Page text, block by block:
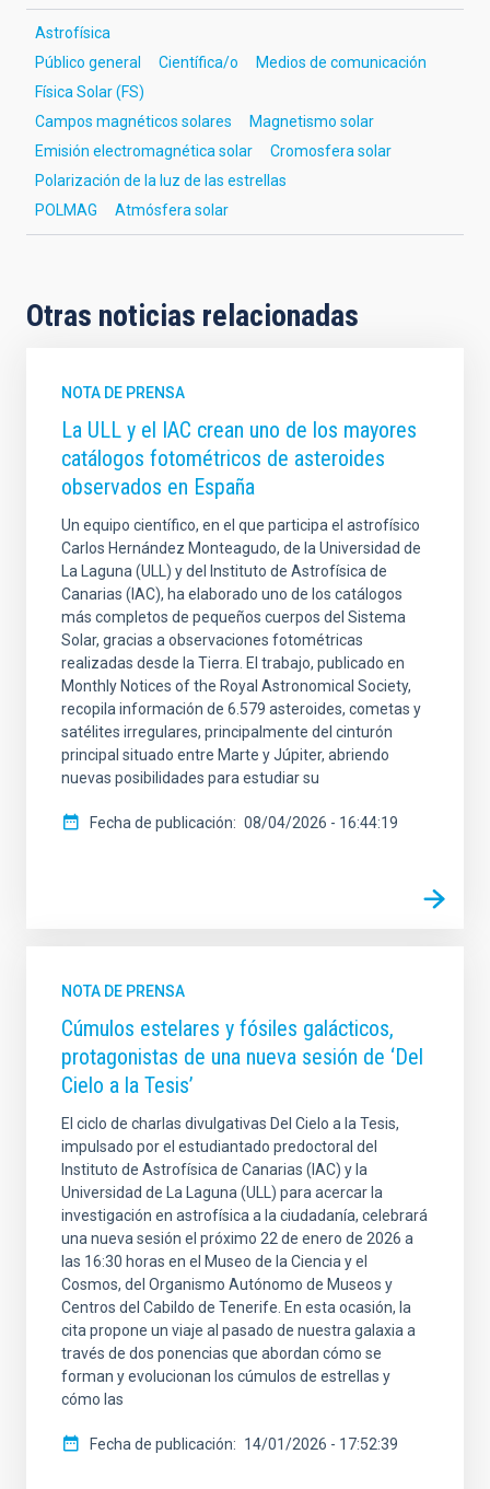
Astrofísica
Público general
Científica/o
Medios de comunicación
Física Solar (FS)
Campos magnéticos solares
Magnetismo solar
Emisión electromagnética solar
Cromosfera solar
Polarización de la luz de las estrellas
POLMAG
Atmósfera solar
Otras noticias relacionadas
NOTA DE PRENSA
La ULL y el IAC crean uno de los mayores
catálogos fotométricos de asteroides
observados en España
Un equipo científico, en el que participa el astrofísico
Carlos Hernández Monteagudo, de la Universidad de
La Laguna (ULL) y del Instituto de Astrofísica de
Canarias (IAC), ha elaborado uno de los catálogos
más completos de pequeños cuerpos del Sistema
Solar, gracias a observaciones fotométricas
realizadas desde la Tierra. El trabajo, publicado en
Monthly Notices of the Royal Astronomical Society,
recopila información de 6.579 asteroides, cometas y
satélites irregulares, principalmente del cinturón
principal situado entre Marte y Júpiter, abriendo
nuevas posibilidades para estudiar su
Fecha de publicación 08/04/2026 - 16:44:19
NOTA DE PRENSA
Cúmulos estelares y fósiles galácticos,
protagonistas de una nueva sesión de ‘Del
Cielo a la Tesis’
El ciclo de charlas divulgativas Del Cielo a la Tesis,
impulsado por el estudiantado predoctoral del
Instituto de Astrofísica de Canarias (IAC) y la
Universidad de La Laguna (ULL) para acercar la
investigación en astrofísica a la ciudadanía, celebrará
una nueva sesión el próximo 22 de enero de 2026 a
las 16:30 horas en el Museo de la Ciencia y el
Cosmos, del Organismo Autónomo de Museos y
Centros del Cabildo de Tenerife. En esta ocasión, la
cita propone un viaje al pasado de nuestra galaxia a
través de dos ponencias que abordan cómo se
forman y evolucionan los cúmulos de estrellas y
cómo las
Fecha de publicación 14/01/2026 - 17:52:39